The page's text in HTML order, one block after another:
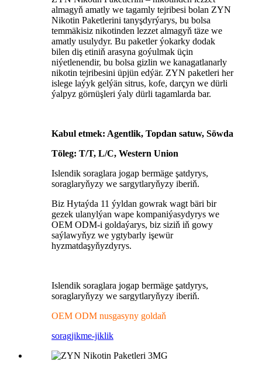
almagyň amatly we tagamly tejribesi bolan ZYN
Nikotin Paketlerini tanyşdyrýarys, bu bolsa
temmäkisiz nikotinden lezzet almagyň täze we
amatly usulydyr. Bu paketler ýokarky dodak
bilen diş etiniň arasyna goýulmak üçin
niýetlenendir, bu bolsa gizlin we kanagatlanarly
nikotin tejribesini üpjün edýär. ZYN paketleri her
islege laýyk gelýän sitrus, kofe, darçyn we dürli
ýalpyz görnüşleri ýaly dürli tagamlarda bar.
Kabul etmek: Agentlik, Topdan satuw, Söwda
Töleg: T/T, L/C, Western Union
Islendik soraglara jogap bermäge şatdyrys,
soraglaryňyzy we sargytlaryňyzy iberiň.
Biz Hytaýda 11 ýyldan gowrak wagt bäri bir
gezek ulanylýan wape kompaniýasydyrys we
OEM ODM-i goldaýarys, biz siziň iň gowy
saýlawyňyz we ygtybarly işewür
hyzmatdaşyňyzdyrys.
Islendik soraglara jogap bermäge şatdyrys,
soraglaryňyzy we sargytlaryňyzy iberiň.
OEM ODM nusgasyny goldaň
soragjikme-jiklik